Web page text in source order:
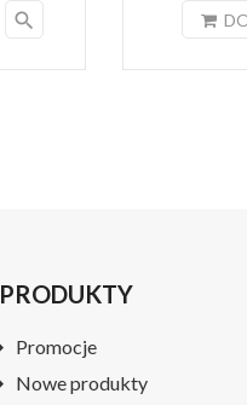
search
PRODUKTY
Promocje
Nowe produkty